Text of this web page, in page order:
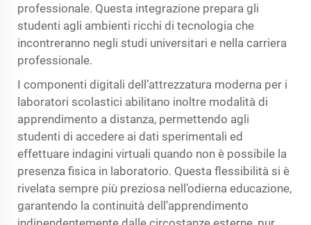
professionale. Questa integrazione prepara gli
studenti agli ambienti ricchi di tecnologia che
incontreranno negli studi universitari e nella carriera
professionale.
I componenti digitali dell’attrezzatura moderna per i
laboratori scolastici abilitano inoltre modalità di
apprendimento a distanza, permettendo agli
studenti di accedere ai dati sperimentali ed
effettuare indagini virtuali quando non è possibile la
presenza fisica in laboratorio. Questa flessibilità si è
rivelata sempre più preziosa nell’odierna educazione,
garantendo la continuità dell’apprendimento